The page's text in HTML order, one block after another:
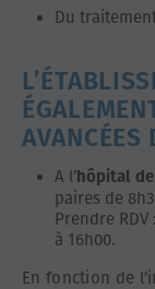
Du
AVANCÉES
A l’hôpital
paires de
Prendre
à 16h00.
En fonction de